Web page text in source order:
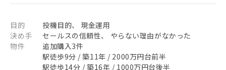
目的
投機目的、 現金運用
決め手
セールスの信頼性、 やらない理由がなかった
物件
追加購入3件
駅徒歩9分 / 築11年 / 2000万円台前半
駅徒歩14分 / 築16年 / 1000万円台後半